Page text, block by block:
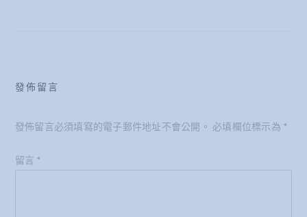
發佈留言
發佈留言必須填寫的電子郵件地址不會公開。 必填欄位標示為 *
留言 *